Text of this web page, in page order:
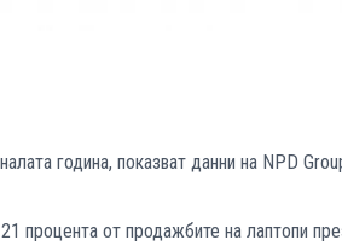
година, показват данни на NPD
процента от продажбите на лаптопи